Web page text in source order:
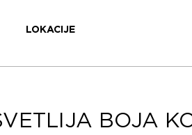
LOKACIJE
BOJA